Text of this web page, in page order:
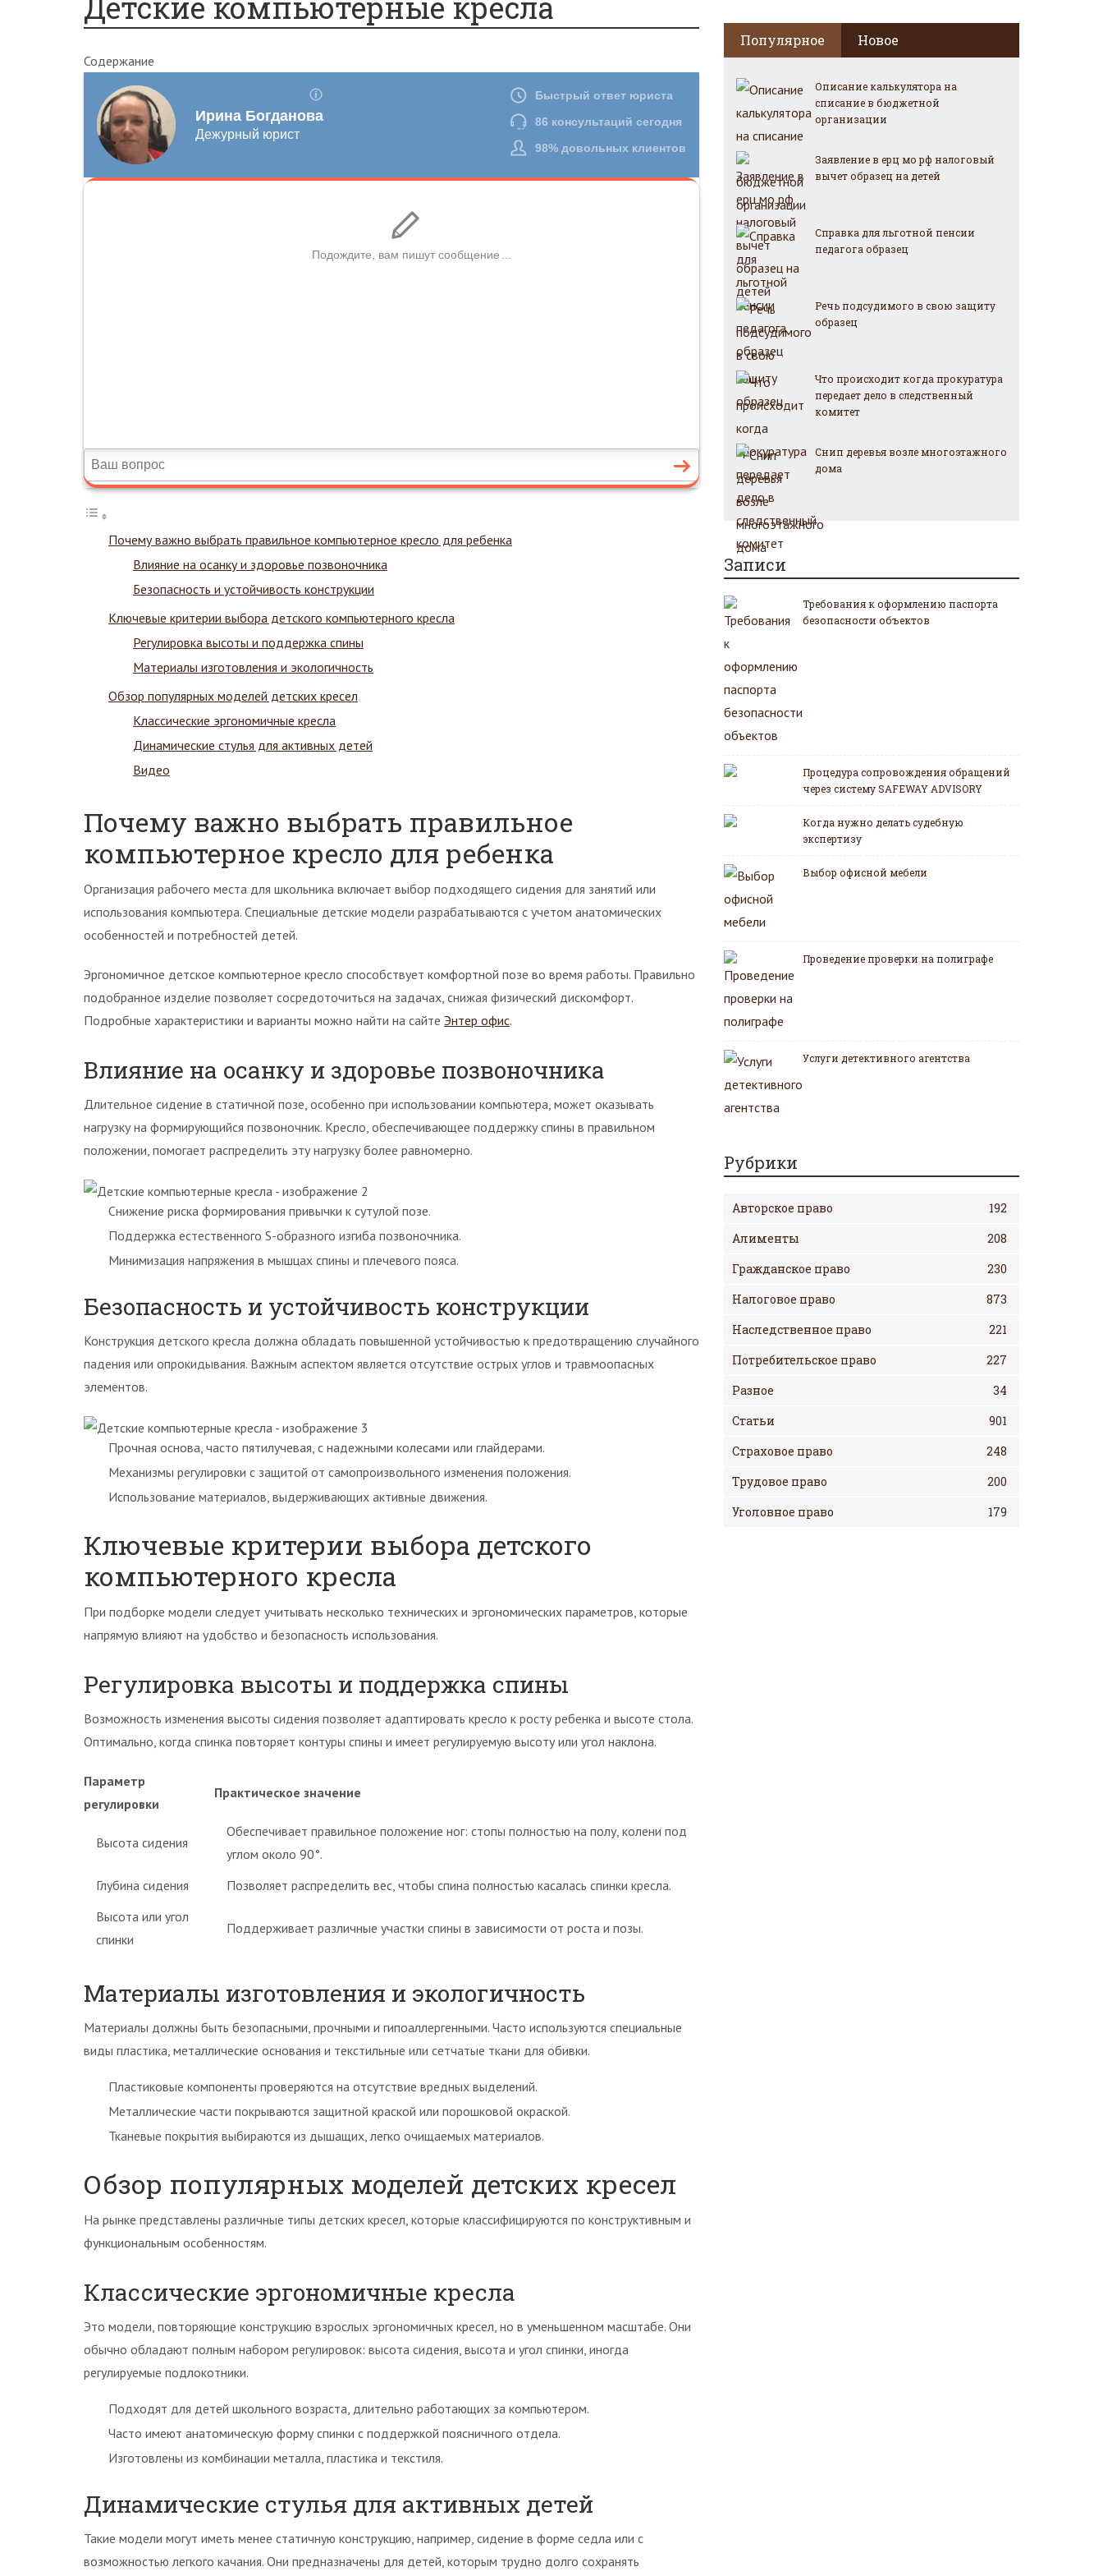
Содержание
Почему важно выбрать правильное компьютерное кресло для ребенка
Влияние на осанку и здоровье позвоночника
Безопасность и устойчивость конструкции
Ключевые критерии выбора детского компьютерного кресла
Регулировка высоты и поддержка спины
Материалы изготовления и экологичность
Обзор популярных моделей детских кресел
Классические эргономичные кресла
Динамические стулья для активных детей
Видео
Почему важно выбрать правильное
компьютерное кресло для ребенка
Организация рабочего места для школьника включает выбор подходящего сидения для занятий или
использования компьютера. Специальные детские модели разрабатываются с учетом анатомических
особенностей и потребностей детей.
Эргономичное детское компьютерное кресло способствует комфортной позе во время работы. Правильно
подобранное изделие позволяет сосредоточиться на задачах, снижая физический дискомфорт.
Подробные характеристики и варианты можно найти на сайте Энтер офис.
Влияние на осанку и здоровье позвоночника
Длительное сидение в статичной позе, особенно при использовании компьютера, может оказывать
нагрузку на формирующийся позвоночник. Кресло, обеспечивающее поддержку спины в правильном
положении, помогает распределить эту нагрузку более равномерно.
Снижение риска формирования привычки к сутулой позе.
Поддержка естественного S-образного изгиба позвоночника.
Минимизация напряжения в мышцах спины и плечевого пояса.
Безопасность и устойчивость конструкции
Конструкция детского кресла должна обладать повышенной устойчивостью к предотвращению случайного
падения или опрокидывания. Важным аспектом является отсутствие острых углов и травмоопасных
элементов.
Прочная основа, часто пятилучевая, с надежными колесами или глайдерами.
Механизмы регулировки с защитой от самопроизвольного изменения положения.
Использование материалов, выдерживающих активные движения.
Ключевые критерии выбора детского
компьютерного кресла
При подборке модели следует учитывать несколько технических и эргономических параметров, которые
напрямую влияют на удобство и безопасность использования.
Регулировка высоты и поддержка спины
Возможность изменения высоты сидения позволяет адаптировать кресло к росту ребенка и высоте стола.
Оптимально, когда спинка повторяет контуры спины и имеет регулируемую высоту или угол наклона.
Параметр
регулировки
Практическое значение
Высота сидения
Обеспечивает правильное положение ног: стопы полностью на полу, колени под
углом около 90°.
Глубина сидения
Позволяет распределить вес, чтобы спина полностью касалась спинки кресла.
Высота или угол
спинки
Поддерживает различные участки спины в зависимости от роста и позы.
Материалы изготовления и экологичность
Материалы должны быть безопасными, прочными и гипоаллергенными. Часто используются специальные
виды пластика, металлические основания и текстильные или сетчатые ткани для обивки.
Пластиковые компоненты проверяются на отсутствие вредных выделений.
Металлические части покрываются защитной краской или порошковой окраской.
Тканевые покрытия выбираются из дышащих, легко очищаемых материалов.
Обзор популярных моделей детских кресел
На рынке представлены различные типы детских кресел, которые классифицируются по конструктивным и
функциональным особенностям.
Классические эргономичные кресла
Это модели, повторяющие конструкцию взрослых эргономичных кресел, но в уменьшенном масштабе. Они
обычно обладают полным набором регулировок: высота сидения, высота и угол спинки, иногда
регулируемые подлокотники.
Подходят для детей школьного возраста, длительно работающих за компьютером.
Часто имеют анатомическую форму спинки с поддержкой поясничного отдела.
Изготовлены из комбинации металла, пластика и текстиля.
Динамические стулья для активных детей
Такие модели могут иметь менее статичную конструкцию, например, сидение в форме седла или с
возможностью легкого качания. Они предназначены для детей, которым трудно долго сохранять
Популярное Новое
Описание калькулятора на
списание в бюджетной
организации
Заявление в ерц мо рф налоговый
вычет образец на детей
Справка для льготной пенсии
педагога образец
Речь подсудимого в свою защиту
образец
Что происходит когда прокуратура
передает дело в следственный
комитет
Снип деревья возле многоэтажного
дома
Записи
Требования к оформлению паспорта
безопасности объектов
Процедура сопровождения обращений
через систему SAFEWAY ADVISORY
Когда нужно делать судебную
экспертизу
Выбор офисной мебели
Проведение проверки на полиграфе
Услуги детективного агентства
Рубрики
Авторское право
192
Алименты
208
Гражданское право
230
Налоговое право
873
Наследственное право
221
Потребительское право
227
Разное
34
Статьи
901
Страховое право
248
Трудовое право
200
Уголовное право
179